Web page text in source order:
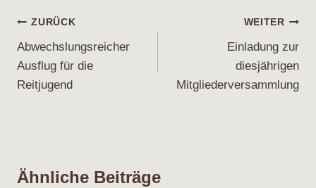
Beitragsnavigation
ZURÜCK
Abwechslungsreicher
Ausflug für die
Reitjugend
WEITER
Einladung zur
diesjährigen
Mitgliederversammlung
Ähnliche Beiträge